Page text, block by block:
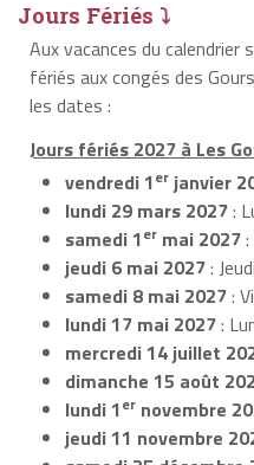
Jours Fériés ⤵
Aux vacances du calendrier
fériés aux congés des
les dates :
Jours fériés 2027 à Les
vendredi 1er janvier
lundi 29 mars 2027:
samedi 1er mai 2027
jeudi 6 mai 2027:
samedi 8 mai 2027:
lundi 17 mai 2027:
mercredi 14 juillet
dimanche 15 août
lundi 1er novembre
jeudi 11 novembre